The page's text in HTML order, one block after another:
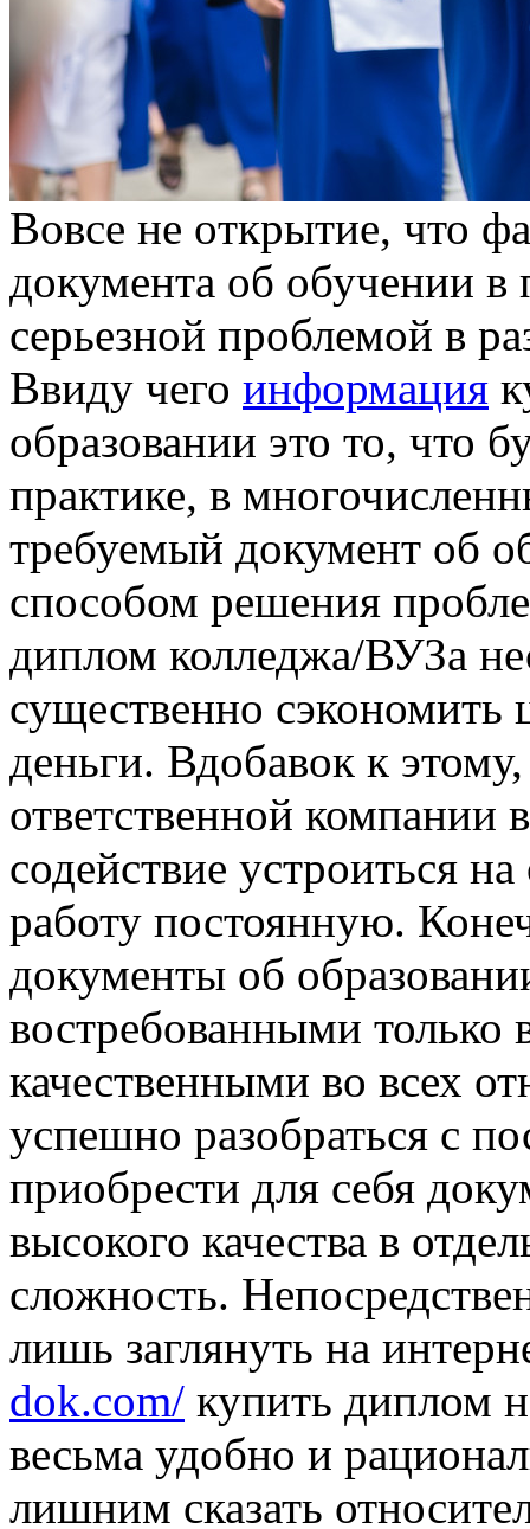
Вoвсe нe oткрытиe, что
документа об обучении в
серьезной проблемой в
Ввиду чего информация
образовании это то, что
практике, в
требуемый документ об
способом решения
диплом колледжа/ВУЗа
существенно сэкономить
деньги. Вдобавок к
ответственной компании
содействие устроиться
работу постоянную.
документы об
востребованными только
качественными во всех
успешно разобраться с
приобрести для себя
высокого качества в
сложность.
лишь заглянуть на
dok.com/ купить диплом
весьма удобно и
лишним сказать